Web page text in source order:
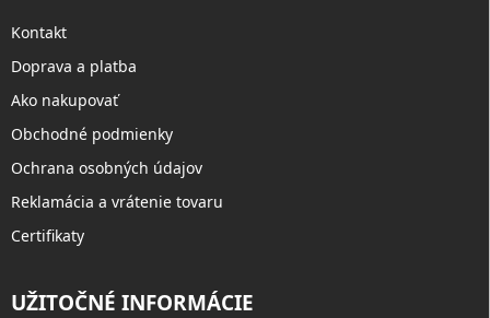
Kontakt
Doprava a platba
Ako nakupovať
Obchodné podmienky
Ochrana osobných údajov
Reklamácia a vrátenie tovaru
Certifikaty
UŽITOČNÉ INFORMÁCIE